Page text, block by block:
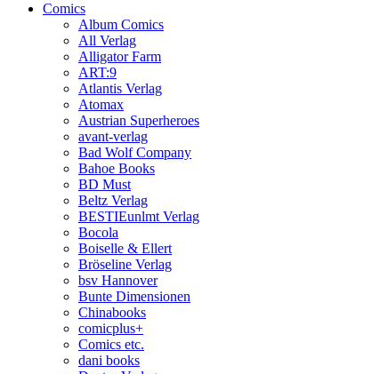
Comics
Album Comics
All Verlag
Alligator Farm
ART:9
Atlantis Verlag
Atomax
Austrian Superheroes
avant-verlag
Bad Wolf Company
Bahoe Books
BD Must
Beltz Verlag
BESTIEunlmt Verlag
Bocola
Boiselle & Ellert
Bröseline Verlag
bsv Hannover
Bunte Dimensionen
Chinabooks
comicplus+
Comics etc.
dani books